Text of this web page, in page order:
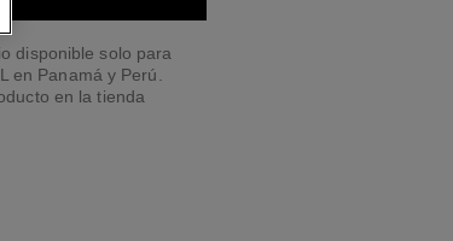
disponible solo para
en Panamá y Perú.
en la tienda